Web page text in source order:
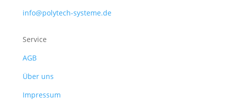
info@polytech-systeme.de
Service
AGB
Über uns
Impressum